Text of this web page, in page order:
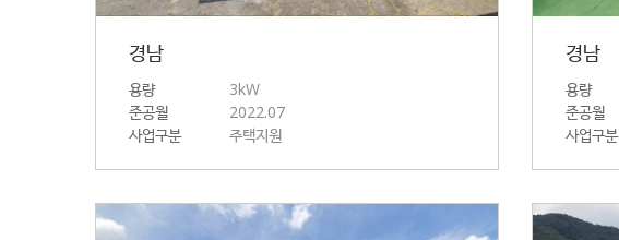
경남
용량
3kW
준공월
2022.07
사업구분
주택지원
경남
용량
준공월
사업구분